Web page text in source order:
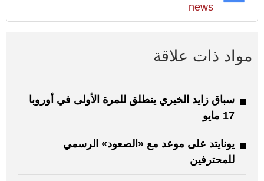
news
مواد ذات علاقة
سباق زايد الخيري ينطلق للمرة الأولى في أوروبا
17 مايو
يونايتد على موعد مع «الصعود» الرسمي
للمحترفين